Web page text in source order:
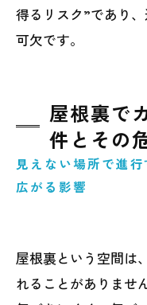
得るリスク”であり
可欠です。
屋根裏で
件とその
見えない場所で進
広がる影響
屋根裏という空間は
れることがありませ